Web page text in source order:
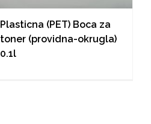
Plasticna (PET) Boca za
toner (providna-okrugla)
0.1l